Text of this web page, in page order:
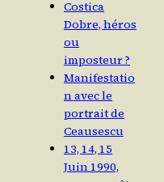
Costica
Dobre, héros
ou
imposteur ?
Manifestatio
n avec le
portrait de
Ceausescu
13, 14, 15
Juin 1990,